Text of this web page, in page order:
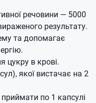
речовини — 5000
результату.
та допомагає
цукру в крові.
якої вистачає на 2
по 1 капсулі